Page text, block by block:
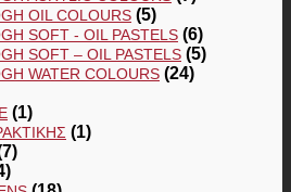
OIL COLOURS (5)
SOFT - OIL PASTELS (6)
SOFT – OIL PASTELS (5)
WATER COLOURS (24)
(1)
(1)